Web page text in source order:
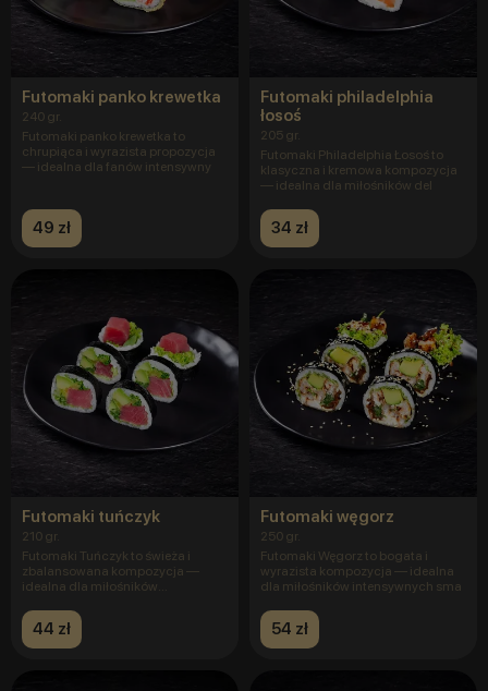
Futomaki panko krewetka
240 gr.
Futomaki panko krewetka to
chrupiąca i wyrazista propozycja
— idealna dla fanów intensywny
49 zł
Futomaki philadelphia
łosoś
205 gr.
Futomaki Philadelphia Łosoś to
klasyczna i kremowa kompozycja
— idealna dla miłośników del
34 zł
Futomaki tuńczyk
210 gr.
Futomaki Tuńczyk to świeża i
zbalansowana kompozycja —
idealna dla miłośników
44 zł
Futomaki węgorz
250 gr.
Futomaki Węgorz to bogata i
wyrazista kompozycja — idealna
dla miłośników intensywnych sma
54 zł